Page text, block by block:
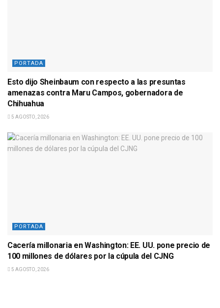
PORTADA
Esto dijo Sheinbaum con respecto a las presuntas
amenazas contra Maru Campos, gobernadora de
Chihuahua
5 AGOSTO, 2026
PORTADA
Cacería millonaria en Washington: EE. UU. pone precio de
100 millones de dólares por la cúpula del CJNG
5 AGOSTO, 2026